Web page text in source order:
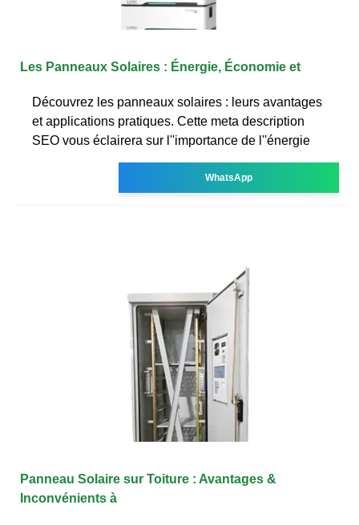
Les Panneaux Solaires : Énergie, Économie et
Découvrez les panneaux solaires : leurs avantages
et applications pratiques. Cette meta description
SEO vous éclairera sur l''importance de l''énergie
WhatsApp
Panneau Solaire sur Toiture : Avantages &
Inconvénients à